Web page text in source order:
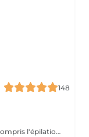
148
Une sélection de traitements d'épilation, y compris l'épilation des jambes et des demi- jambes, des aisselles et du bikini.